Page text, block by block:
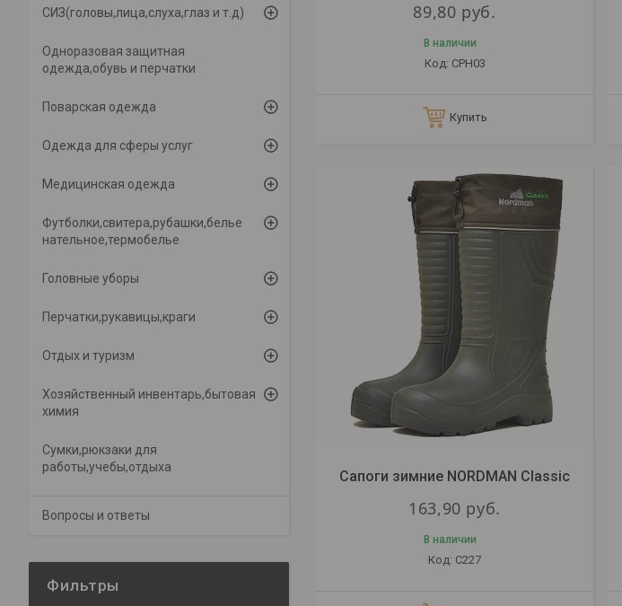
89,80 руб.
В наличии
СРН03
Купить
Сапоги зимние NORDMAN Classic
163,90 руб.
В наличии
С227
СИЗ(головы,лица,слуха,глаз и т.д)
Одноразовая защитная
одежда,обувь и перчатки
Поварская одежда
Одежда для сферы услуг
Медицинская одежда
Футболки,свитера,рубашки,белье
нательное,термобелье
Головные уборы
Перчатки,рукавицы,краги
Отдых и туризм
Хозяйственный инвентарь,бытовая
химия
Сумки,рюкзаки для
работы,учебы,отдыха
Вопросы и ответы
Фильтры